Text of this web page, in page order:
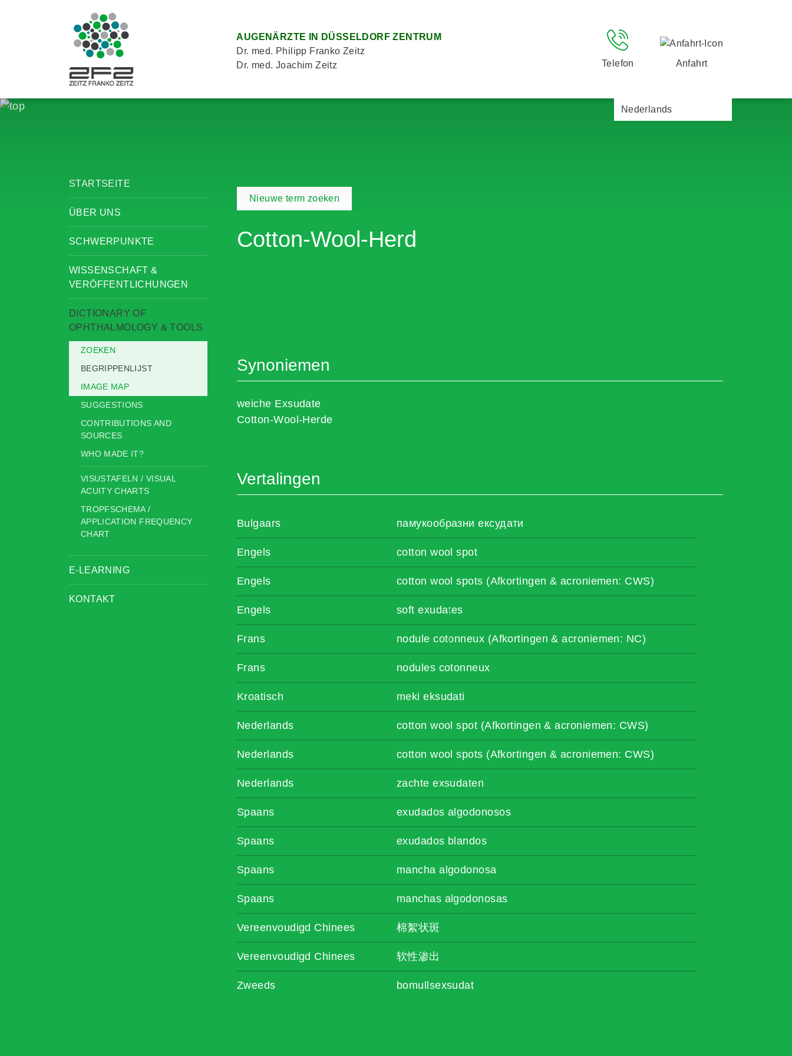
AUGENÄRZTE IN DÜSSELDORF ZENTRUM
Dr. med. Philipp Franko Zeitz
Dr. med. Joachim Zeitz
Telefon Anfahrt
Nederlands
STARTSEITE
ÜBER UNS
SCHWERPUNKTE
WISSENSCHAFT &
VERÖFFENTLICHUNGEN
DICTIONARY OF
OPHTHALMOLOGY & TOOLS
ZOEKEN
BEGRIPPENLIJST
IMAGE MAP
SUGGESTIONS
CONTRIBUTIONS AND
SOURCES
WHO MADE IT?
VISUSTAFELN / VISUAL
ACUITY CHARTS
TROPFSCHEMA /
APPLICATION FREQUENCY
CHART
E-LEARNING
KONTAKT
Nieuwe term zoeken
Cotton-Wool-Herd
Synoniemen
weiche Exsudate
Cotton-Wool-Herde
Vertalingen
Bulgaars памукообразни ексудати
Engels cotton wool spot
Engels cotton wool spots (Afkortingen & acroniemen: CWS)
Engels soft exudates
Frans nodule cotonneux (Afkortingen & acroniemen: NC)
Frans nodules cotonneux
Kroatisch meki eksudati
Nederlands cotton wool spot (Afkortingen & acroniemen: CWS)
Nederlands cotton wool spots (Afkortingen & acroniemen: CWS)
Nederlands zachte exsudaten
Spaans exudados algodonosos
Spaans exudados blandos
Spaans mancha algodonosa
Spaans manchas algodonosas
Vereenvoudigd Chinees 棉絮状斑
Vereenvoudigd Chinees 软性渗出
Zweeds bomullsexsudat